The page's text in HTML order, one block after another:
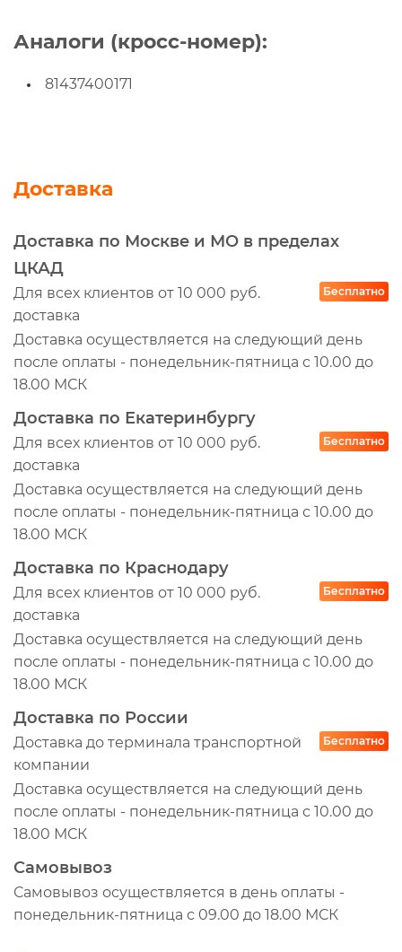
Аналоги (кросс-номер):
81437400171
Доставка
Доставка по Москве и МО в пределах
ЦКАД
Для всех клиентов от 10 000 руб.
доставка
Бесплатно
Доставка осуществляется на следующий день
после оплаты - понедельник-пятница с 10.00 до
18.00 МСК
Доставка по Екатеринбургу
Для всех клиентов от 10 000 руб.
доставка
Бесплатно
Доставка осуществляется на следующий день
после оплаты - понедельник-пятница с 10.00 до
18.00 МСК
Доставка по Краснодару
Для всех клиентов от 10 000 руб.
доставка
Бесплатно
Доставка осуществляется на следующий день
после оплаты - понедельник-пятница с 10.00 до
18.00 МСК
Доставка по России
Доставка до терминала транспортной
компании
Бесплатно
Доставка осуществляется на следующий день
после оплаты - понедельник-пятница с 10.00 до
18.00 МСК
Самовывоз
Самовывоз осуществляется в день оплаты -
понедельник-пятница с 09.00 до 18.00 МСК